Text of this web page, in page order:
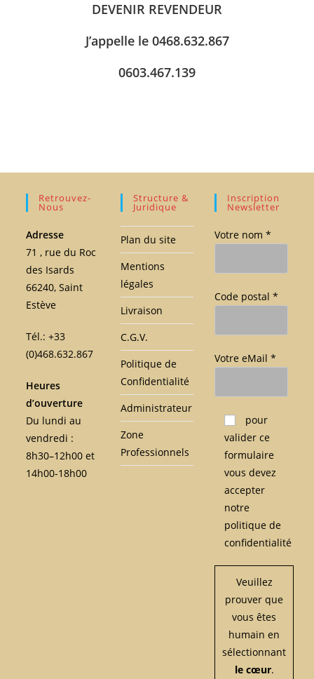
DEVENIR REVENDEUR
J’appelle le 0468.632.867
0603.467.139
Retrouvez-
Nous
Adresse
71 , rue du Roc
des Isards
66240, Saint
Estève
Tél.: +33
(0)468.632.867
Heures
d’ouverture
Du lundi au
vendredi :
8h30–12h00 et
14h00-18h00
Structure &
Juridique
Plan du site
Mentions
légales
Livraison
C.G.V.
Politique de
Confidentialité
Administrateur
Zone
Professionnels
Inscription
Newsletter
Votre nom *
Code postal *
Votre eMail *
Veuillez laisser ce
pour
valider ce
formulaire
vous devez
accepter
notre
politique de
confidentialité
Veuillez
prouver que
vous êtes
humain en
sélectionnant
le cœur.